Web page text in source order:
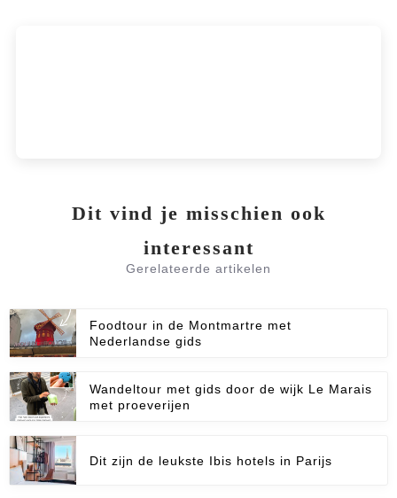
Dit vind je misschien ook
interessant
Gerelateerde artikelen
Foodtour in de Montmartre met
Nederlandse gids
Wandeltour met gids door de wijk Le Marais
met proeverijen
Dit zijn de leukste Ibis hotels in Parijs